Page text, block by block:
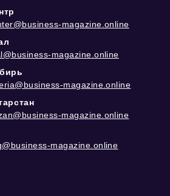
magazine.online
magazine.online
magazine.online
magazine.online
magazine.online